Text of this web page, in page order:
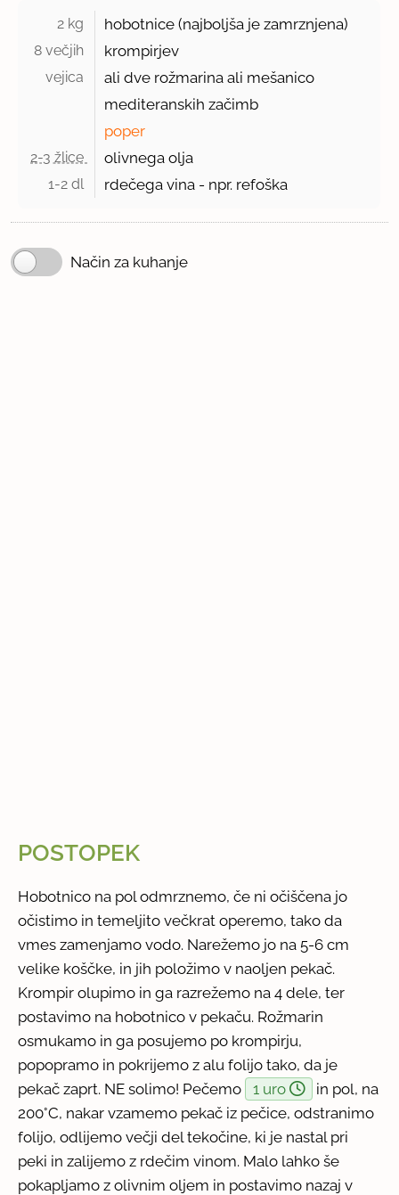
2 kg hobotnice (najboljša je zamrznjena)
8 večjih krompirjev
vejica
ali dve rožmarina ali mešanico
mediteranskih začimb
poper
2-3 žlice olivnega olja
1-2 dl rdečega vina - npr. refoška
Način za kuhanje
POSTOPEK
Hobotnico na pol odmrznemo, če ni očiščena jo
očistimo in temeljito večkrat operemo, tako da
vmes zamenjamo vodo. Narežemo jo na 5-6 cm
velike koščke, in jih položimo v naoljen pekač.
Krompir olupimo in ga razrežemo na 4 dele, ter
postavimo na hobotnico v pekaču. Rožmarin
osmukamo in ga posujemo po krompirju,
popopramo in pokrijemo z alu folijo tako, da je
pekač zaprt. NE solimo! Pečemo
1 uro
in pol, na
200°C, nakar vzamemo pekač iz pečice, odstranimo
folijo, odlijemo večji del tekočine, ki je nastal pri
peki in zalijemo z rdečim vinom. Malo lahko še
pokapljamo z olivnim oljem in postavimo nazaj v